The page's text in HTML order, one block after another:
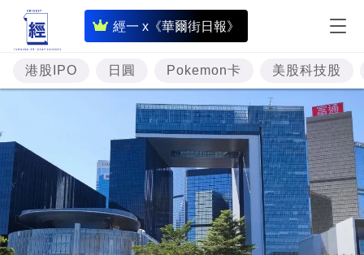
經一 x《華爾街日報》
即
時
財
經
題
投
資
樓
市
港股IPO 日圓 Pokemon卡 美股科技股